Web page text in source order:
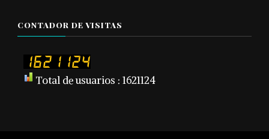
CONTADOR DE VISITAS
Total de usuarios : 1621124